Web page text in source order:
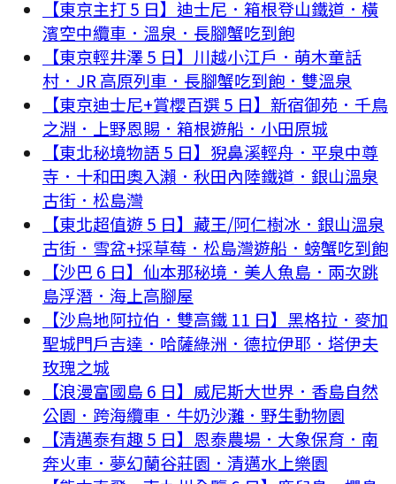
【東京主打 5 日】迪士尼．箱根登山鐵道．橫
濱空中纜車．溫泉．長腳蟹吃到飽
【東京輕井澤 5 日】川越小江戶．萌木童話
村．JR 高原列車．長腳蟹吃到飽．雙溫泉
【東京迪士尼+賞櫻百選 5 日】新宿御苑．千鳥
之淵．上野恩賜．箱根遊船．小田原城
【東北秘境物語 5 日】猊鼻溪輕舟．平泉中尊
寺．十和田奧入瀨．秋田內陸鐵道．銀山溫泉
古街．松島灣
【東北超值遊 5 日】藏王/阿仁樹冰．銀山溫泉
古街．雪盆+採草莓．松島灣遊船．螃蟹吃到飽
【沙巴 6 日】仙本那秘境．美人魚島．兩次跳
島浮潛．海上高腳屋
【沙烏地阿拉伯．雙高鐵 11 日】黑格拉．麥加
聖城門戶吉達．哈薩綠洲．德拉伊耶．塔伊夫
玫瑰之城
【浪漫富國島 6 日】威尼斯大世界．香島自然
公園．跨海纜車．牛奶沙灘．野生動物園
【清邁泰有趣 5 日】恩泰農場．大象保育．南
奔火車．夢幻蘭谷莊園．清邁水上樂園